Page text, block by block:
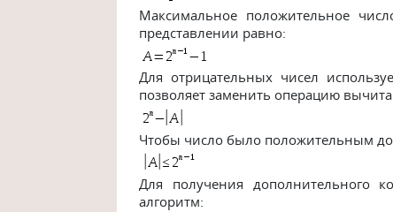
Максимальное положительное
представлении равно:
Для отрицательных чисел
позволяет заменить операцию
Чтобы число было положительным
Для получения дополнительного
алгоритм: